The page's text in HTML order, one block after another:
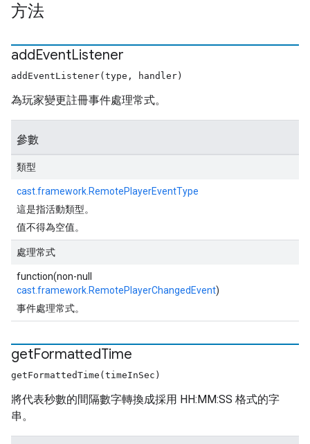
方法
addEventListener
addEventListener(type, handler)
為玩家變更註冊事件處理常式。
參數
類型
cast.framework.RemotePlayerEventType
這是指活動類型。
值不得為空值。
處理常式
function(non-null
cast.framework.RemotePlayerChangedEvent)
事件處理常式。
getFormattedTime
getFormattedTime(timeInSec)
將代表秒數的間隔數字轉換成採用 HH:MM:SS 格式的字
串。